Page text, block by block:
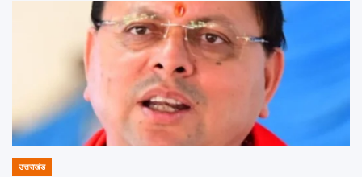
POSTED
उत्तराखंड